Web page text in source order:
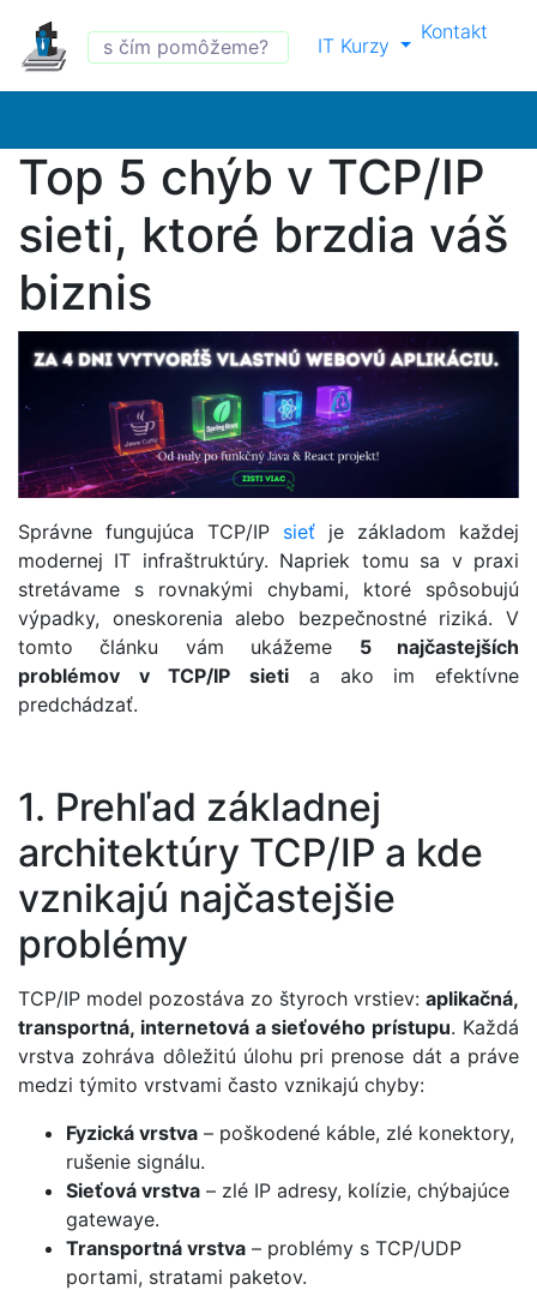
IT Kurzy
Kontakt
Top 5 chýb v TCP/IP
sieti, ktoré brzdia váš
biznis
Správne fungujúca TCP/IP sieť je základom každej
modernej IT infraštruktúry. Napriek tomu sa v praxi
stretávame s rovnakými chybami, ktoré spôsobujú
výpadky, oneskorenia alebo bezpečnostné riziká. V
tomto článku vám ukážeme 5 najčastejších
problémov v TCP/IP sieti a ako im efektívne
predchádzať.
1. Prehľad základnej
architektúry TCP/IP a kde
vznikajú najčastejšie
problémy
TCP/IP model pozostáva zo štyroch vrstiev: aplikačná,
transportná, internetová a sieťového prístupu. Každá
vrstva zohráva dôležitú úlohu pri prenose dát a práve
medzi týmito vrstvami často vznikajú chyby:
Fyzická vrstva – poškodené káble, zlé konektory,
rušenie signálu.
Sieťová vrstva – zlé IP adresy, kolízie, chýbajúce
gatewaye.
Transportná vrstva – problémy s TCP/UDP
portami, stratami paketov.